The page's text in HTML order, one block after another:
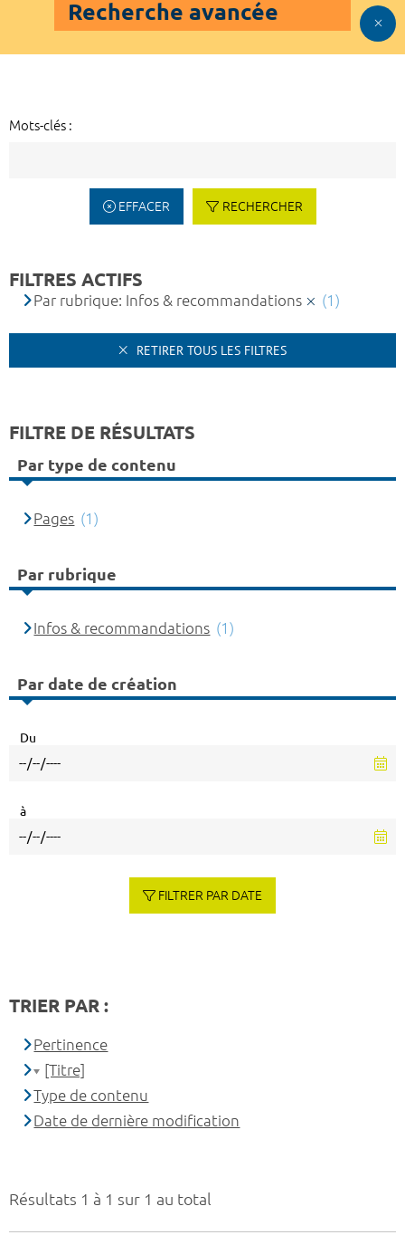
Recherche avancée
Mots-clés :
EFFACER RECHERCHER
Résultats 1 à 1 sur 1 au total
FILTRES ACTIFS
Par rubrique: Infos & recommandations (1)
RETIRER TOUS LES FILTRES
FILTRE DE RÉSULTATS
Par type de contenu
Pages (1)
Par rubrique
Infos & recommandations (1)
Par date de création
Du
à
FILTRER PAR DATE
TRIER PAR :
Pertinence
[Titre]
Type de contenu
Date de dernière modification